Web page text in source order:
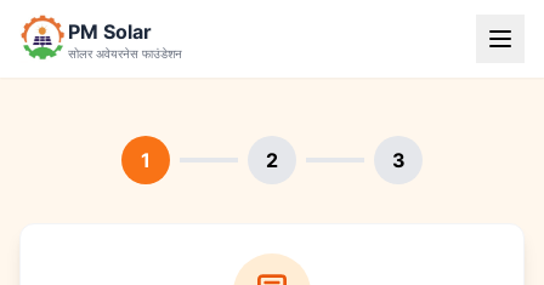
PM Solar
सोलर अवेयरनेस फाउंडेशन
1 2 3